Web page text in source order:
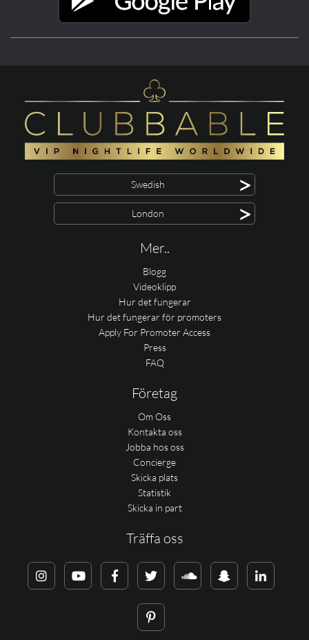
Swedish >
London >
Mer..
Blogg
Videoklipp
Hur det fungerar
Hur det fungerar för promoters
Apply For Promoter Access
Press
FAQ
Företag
Om Oss
Kontakta oss
Jobba hos oss
Concierge
Skicka plats
Statistik
Skicka in part
Träffa oss